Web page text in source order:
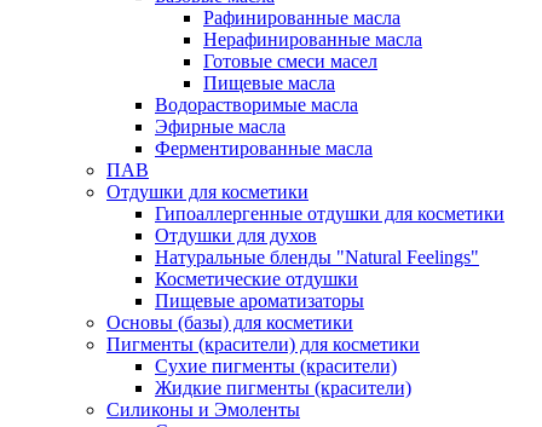
Рафинированные масла
Нерафинированные масла
Готовые смеси масел
Пищевые масла
Водорастворимые масла
Эфирные масла
Ферментированные масла
ПАВ
Отдушки для косметики
Гипоаллергенные отдушки для косметики
Отдушки для духов
Натуральные бленды "Natural Feelings"
Косметические отдушки
Пищевые ароматизаторы
Основы (базы) для косметики
Пигменты (красители) для косметики
Сухие пигменты (красители)
Жидкие пигменты (красители)
Силиконы и Эмоленты